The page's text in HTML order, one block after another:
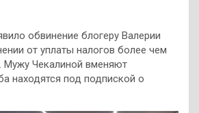
обвинение блогеру Валерии
от уплаты налогов более чем
Мужу Чекалиной вменяют
находятся под подпиской о